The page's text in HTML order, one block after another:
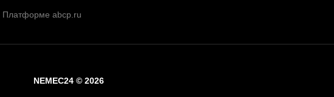
Платформе abcp.ru
NEMEC24 © 2026